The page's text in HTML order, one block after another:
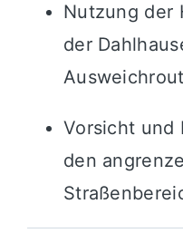
Nutzung der
der
Vorsicht und
den